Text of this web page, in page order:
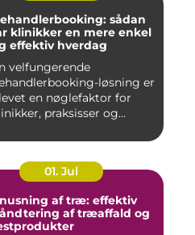
sådan
klinikker en mere enkel
effektiv hverdag
velfungerende
løsning er
en nøglefaktor for
praksisser og
01. Jul
af træ: effektiv
af træaffald og